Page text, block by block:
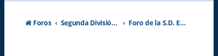
Foros Segunda División A - Temporada 2026-2027 Foro de la S.D. Eibar